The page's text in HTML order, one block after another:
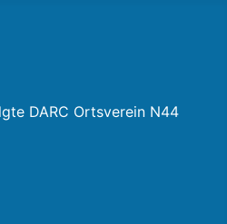
DARC Ortsverein N44